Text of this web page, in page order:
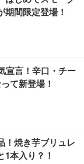
間限定登場！
宣言！辛口・チー
て新登場！
！焼き芋ブリュレ
本入り？！